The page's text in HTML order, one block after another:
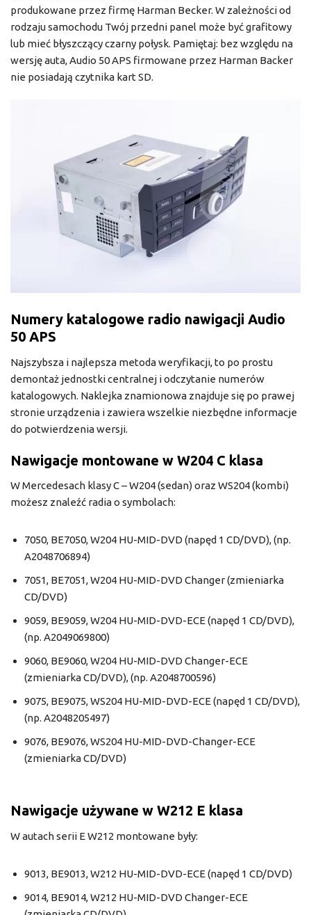
produkowane przez firmę Harman Becker. W zależności od
rodzaju samochodu Twój przedni panel może być grafitowy
lub mieć błyszczący czarny połysk. Pamiętaj: bez względu na
wersję auta, Audio 50 APS firmowane przez Harman Backer
nie posiadają czytnika kart SD.
Numery katalogowe radio nawigacji Audio
50 APS
Najszybsza i najlepsza metoda weryfikacji, to po prostu
demontaż jednostki centralnej i odczytanie numerów
katalogowych. Naklejka znamionowa znajduje się po prawej
stronie urządzenia i zawiera wszelkie niezbędne informacje
do potwierdzenia wersji.
Nawigacje montowane w W204 C klasa
W Mercedesach klasy C – W204 (sedan) oraz WS204 (kombi)
możesz znaleźć radia o symbolach:
7050, BE7050, W204 HU-MID-DVD (napęd 1 CD/DVD), (np.
A2048706894)
7051, BE7051, W204 HU-MID-DVD Changer (zmieniarka
CD/DVD)
9059, BE9059, W204 HU-MID-DVD-ECE (napęd 1 CD/DVD),
(np. A2049069800)
9060, BE9060, W204 HU-MID-DVD Changer-ECE
(zmieniarka CD/DVD), (np. A2048700596)
9075, BE9075, WS204 HU-MID-DVD-ECE (napęd 1 CD/DVD),
(np. A2048205497)
9076, BE9076, WS204 HU-MID-DVD-Changer-ECE
(zmieniarka CD/DVD)
Nawigacje używane w W212 E klasa
W autach serii E W212 montowane były:
9013, BE9013, W212 HU-MID-DVD-ECE (napęd 1 CD/DVD)
9014, BE9014, W212 HU-MID-DVD Changer-ECE